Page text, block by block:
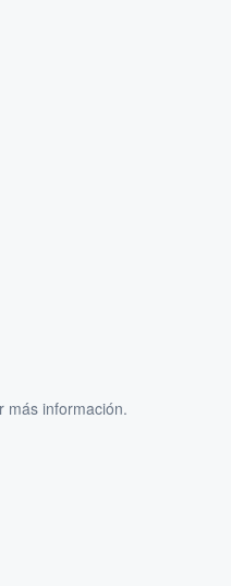
más información.